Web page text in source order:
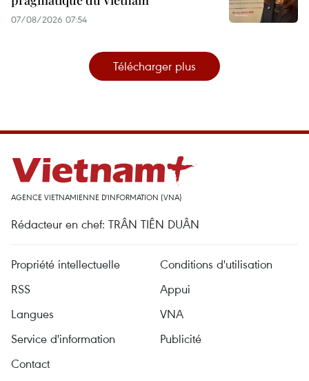
07/08/2026 07:54
Télécharger plus
AGENCE VIETNAMIENNE D'INFORMATION (VNA)
Rédacteur en chef: TRÂN TIÊN DUÂN
Propriété intellectuelle
Conditions d'utilisation
RSS
Appui
Langues
VNA
Service d'information
Publicité
Contact